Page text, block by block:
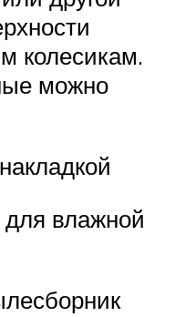
колесикам.
можно
влажной